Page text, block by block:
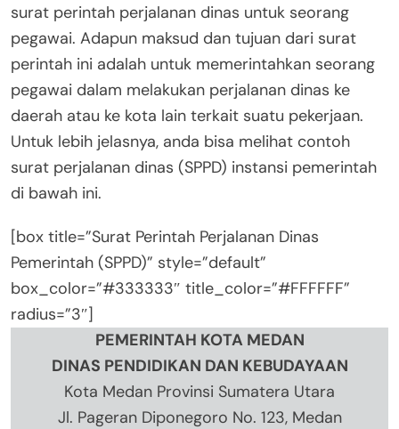
surat perintah perjalanan dinas untuk seorang
pegawai. Adapun maksud dan tujuan dari surat
perintah ini adalah untuk memerintahkan seorang
pegawai dalam melakukan perjalanan dinas ke
daerah atau ke kota lain terkait suatu pekerjaan.
Untuk lebih jelasnya, anda bisa melihat contoh
surat perjalanan dinas (SPPD) instansi pemerintah
di bawah ini.
[box title=”Surat Perintah Perjalanan Dinas
Pemerintah (SPPD)” style=”default”
box_color=”#333333″ title_color=”#FFFFFF”
radius=”3″]
PEMERINTAH KOTA MEDAN
DINAS PENDIDIKAN DAN KEBUDAYAAN
Kota Medan Provinsi Sumatera Utara
Jl. Pageran Diponegoro No. 123, Medan